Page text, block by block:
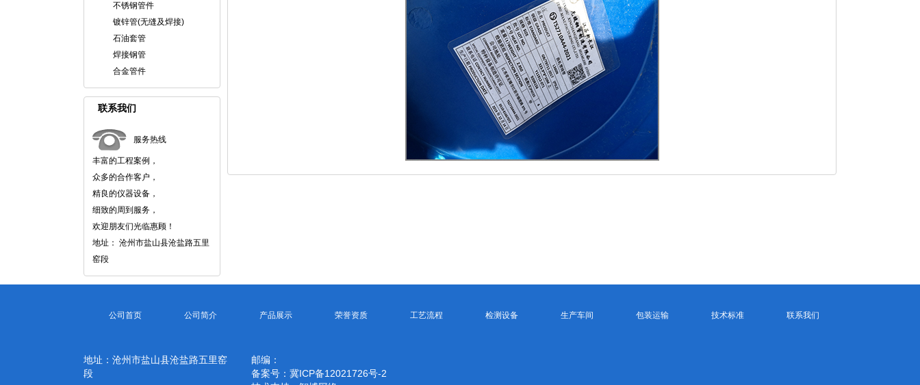
不锈钢管件
镀锌管(无缝及焊接)
石油套管
焊接钢管
合金管件
联系我们
服务热线
丰富的工程案例，
众多的合作客户，
精良的仪器设备，
细致的周到服务，
欢迎朋友们光临惠顾！
地址： 沧州市盐山县沧盐路五里
窑段
公司首页 公司简介 产品展示 荣誉资质 工艺流程 检测设备 生产车间 包装运输 技术标准 联系我们
地址：沧州市盐山县沧盐路五里窑
段
邮编：
备案号： 冀ICP备12021726号-2